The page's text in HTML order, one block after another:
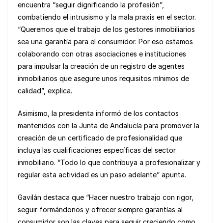
encuentra “seguir dignificando la profesión”,
combatiendo el intrusismo y la mala praxis en el sector.
“Queremos que el trabajo de los gestores inmobiliarios
sea una garantía para el consumidor. Por eso estamos
colaborando con otras asociaciones e instituciones
para impulsar la creación de un registro de agentes
inmobiliarios que asegure unos requisitos mínimos de
calidad”, explica.
Asimismo, la presidenta informó de los contactos
mantenidos con la Junta de Andalucía para promover la
creación de un certificado de profesionalidad que
incluya las cualificaciones específicas del sector
inmobiliario. “Todo lo que contribuya a profesionalizar y
regular esta actividad es un paso adelante” apunta.
Gavilán destaca que “Hacer nuestro trabajo con rigor,
seguir formándonos y ofrecer siempre garantías al